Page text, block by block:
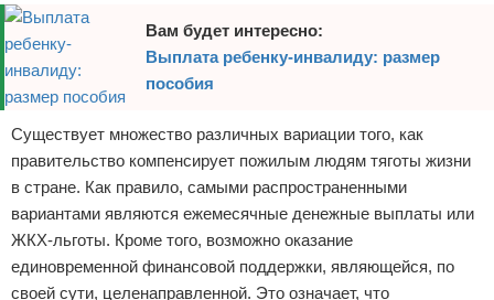
Вам будет интересно:
Выплата ребенку-инвалиду: размер
пособия
Существует множество различных вариации того, как
правительство компенсирует пожилым людям тяготы жизни
в стране. Как правило, самыми распространенными
вариантами являются ежемесячные денежные выплаты или
ЖКХ-льготы. Кроме того, возможно оказание
единовременной финансовой поддержки, являющейся, по
своей сути, целенаправленной. Это означает, что